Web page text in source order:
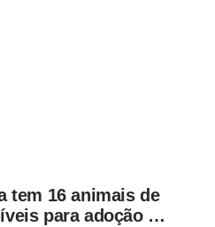
tem 16 animais de
para adoção no